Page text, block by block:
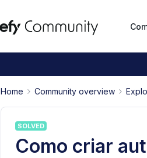
Home Community overview
SOLVED
Como criar